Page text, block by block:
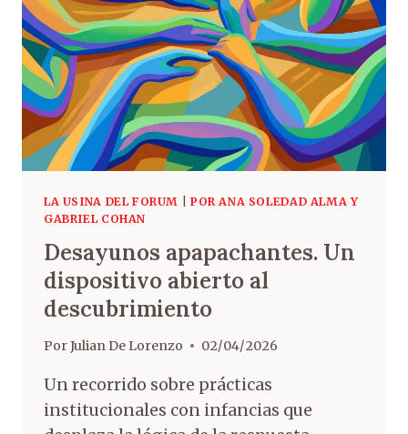
LA USINA DEL FORUM
POR ANA SOLEDAD ALMA Y
GABRIEL COHAN
Desayunos apapachantes. Un
dispositivo abierto al
descubrimiento
PorJulian De Lorenzo 02/04/2026
Un recorrido sobre prácticas
institucionales con infancias que